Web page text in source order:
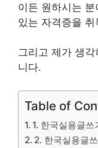
이든 원하시는
있는 자격증을
그리고 제가 생
니다.
Table of
1. 한국실용글
2. 한국실용글